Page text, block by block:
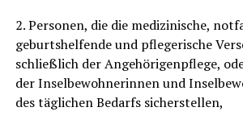
2. Per­so­nen, die die medi­zi­ni­sche,
geburts­hel­fen­de und pfle­ge­ri­sche
schließ­lich der Ange­hö­ri­gen­pfle­ge,
der Insel­be­woh­ne­rin­nen und
des täg­li­chen Bedarfs sicherstellen,